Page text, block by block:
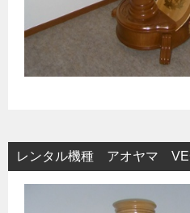
レンタル機種 アオヤマ